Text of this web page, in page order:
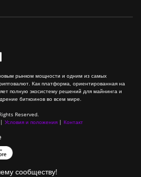
рынком мощности и одним из самых
Как платформа, ориентированная на
полную экосистему решений для майнинга и
биткоинов во всем мире.
Reserved.
| Условия и положения | Контакт
сообществу!